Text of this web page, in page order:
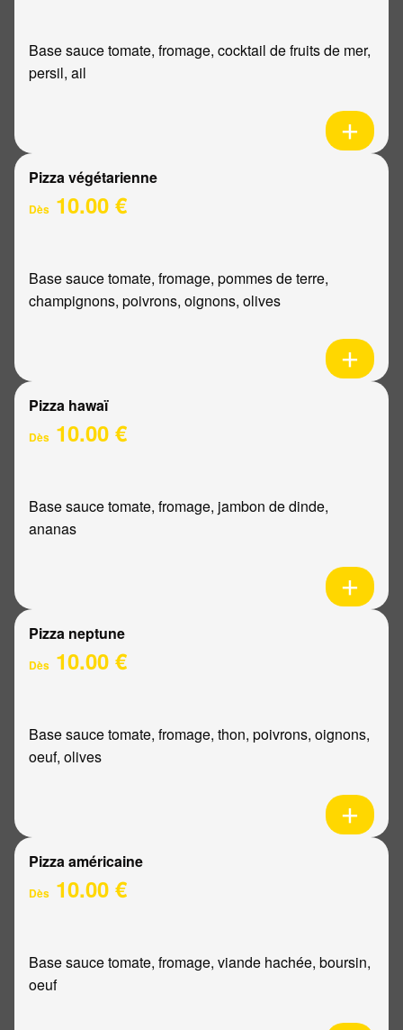
Base sauce tomate, fromage, cocktail de fruits de mer,
persil, ail
Pizza végétarienne
Dès 10.00 €
Base sauce tomate, fromage, pommes de terre,
champignons, poivrons, oignons, olives
Pizza hawaï
Dès 10.00 €
Base sauce tomate, fromage, jambon de dinde,
ananas
Pizza neptune
Dès 10.00 €
Base sauce tomate, fromage, thon, poivrons, oignons,
oeuf, olives
Pizza américaine
Dès 10.00 €
Base sauce tomate, fromage, viande hachée, boursin,
oeuf